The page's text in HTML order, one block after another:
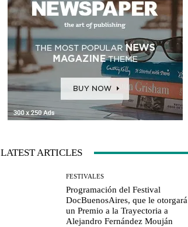
LATEST ARTICLES
FESTIVALES
Programación del Festival
DocBuenosAires, que le otorgará
un Premio a la Trayectoria a
Alejandro Fernández Mouján